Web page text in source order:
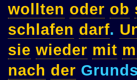
wollten oder ob
schlafen darf.
sie wieder mit
nach der